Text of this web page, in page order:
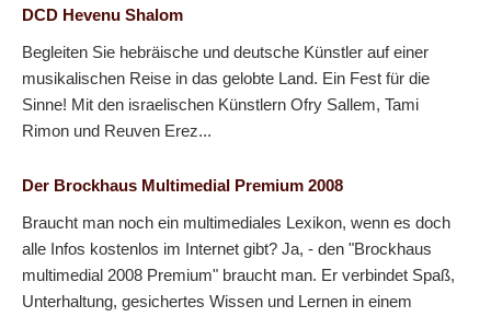
DCD Hevenu Shalom
Begleiten Sie hebräische und deutsche Künstler auf einer
musikalischen Reise in das gelobte Land. Ein Fest für die
Sinne! Mit den israelischen Künstlern Ofry Sallem, Tami
Rimon und Reuven Erez...
Der Brockhaus Multimedial Premium 2008
Braucht man noch ein multimediales Lexikon, wenn es doch
alle Infos kostenlos im Internet gibt? Ja, - den "Brockhaus
multimedial 2008 Premium" braucht man. Er verbindet Spaß,
Unterhaltung, gesichertes Wissen und Lernen in einem